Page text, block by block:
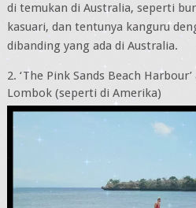
di temukan di Australia, seperti
kasuari, dan tentunya kanguru
dibanding yang ada di Australia.
2. ‘The Pink Sands Beach
Lombok (seperti di Amerika)